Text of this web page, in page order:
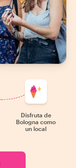
Disfruta de
Bologna como
un local